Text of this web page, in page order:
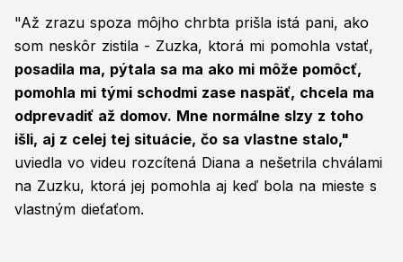
0
seconds
"Až zrazu spoza môjho chrbta prišla istá pani, ako
som neskôr zistila - Zuzka, ktorá mi pomohla vstať,
posadila ma, pýtala sa ma ako mi môže pomôcť,
pomohla mi tými schodmi zase naspäť, chcela ma
odprevadiť až domov. Mne normálne slzy z toho
išli, aj z celej tej situácie, čo sa vlastne stalo,"
uviedla vo videu rozcítená Diana a nešetrila chválami
na Zuzku, ktorá jej pomohla aj keď bola na mieste s
vlastným dieťaťom.